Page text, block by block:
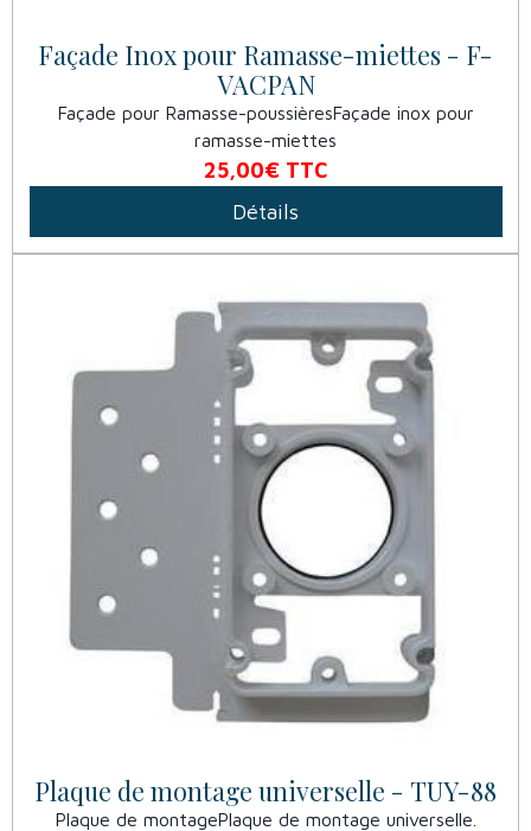
Façade Inox pour Ramasse-miettes - F-
VACPAN
Façade pour Ramasse-poussièresFaçade inox pour
ramasse-miettes
25,00€ TTC
Détails
Plaque de montage universelle - TUY-88
Plaque de montagePlaque de montage universelle.